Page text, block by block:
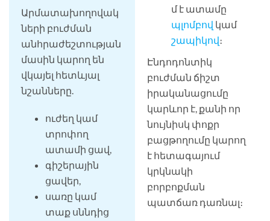
Արմատախողովակ
ների բուժման
անհրաժեշտության
մասին կարող են
վկայել հետևյալ
նշանները.
ուժեղ կամ
տրոփող
ատամի ցավ,
գիշերային
ցավեր,
սառը կամ
տաք սննդից
մ է ատամը
պլոմբով կամ
շապիկով։
Էնդոդոնտիկ
բուժման ճիշտ
իրականացումը
կարևոր է, քանի որ
նույնիսկ փոքր
բացթողումը կարող
է հետագայում
կրկնակի
բորբոքման
պատճառ դառնալ։